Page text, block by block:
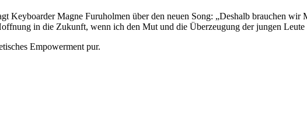
Keyboarder Magne Furuholmen über den neuen Song: „Deshalb brauchen
in die Zukunft, wenn ich den Mut und die Überzeugung der jungen Leute
Empowerment pur.